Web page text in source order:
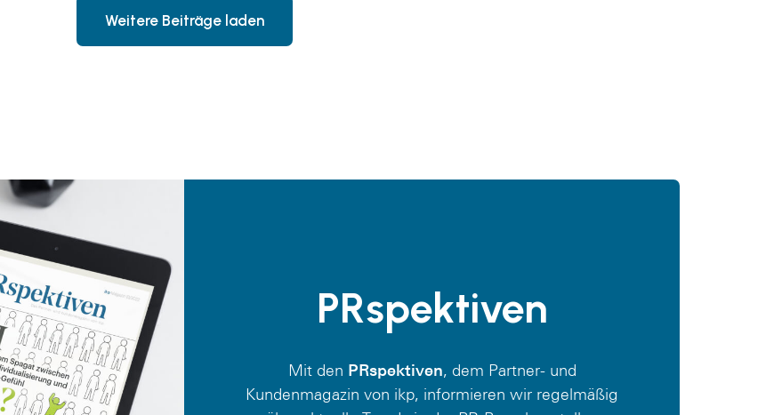
Weitere Beiträge laden
PRspektiven
Mit den PRspektiven, dem Partner- und
Kundenmagazin von ikp, informieren wir regelmäßig